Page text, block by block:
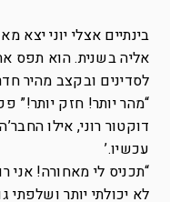
בינתיים אצלי יוני יצא
אליה בשנית. הוא תפס
לסדינים ובקצב מהיר
“מהר יותר! חזק יותר!”
דוקטור רוני, אילו
עכשיו.’
“תכניס לי מאחורה! אני
לא יכולתי יותר